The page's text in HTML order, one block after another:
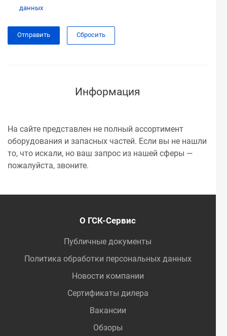
данных
Сбросить
Информация
На сайте представлен не полный ассортимент
оборудования и запасных частей. Если вы не нашли
то, что искали, но ваш запрос из нашей сферы —
пожалуйста, звоните.
О ГСК-Сервис
Публичные документы
Политика обработки персональных данных
Новости компании
Сертификаты дилера
Вакансии
Обзоры